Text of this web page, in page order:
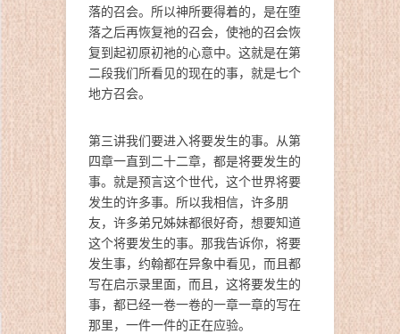
落的召会。所以神所要得着的，是在堕
落之后再恢复祂的召会，使祂的召会恢
复到起初原初祂的心意中。这就是在第
二段我们所看见的现在的事，就是七个
地方召会。
第三讲我们要进入将要发生的事。从第
四章一直到二十二章，都是将要发生的
事。就是预言这个世代，这个世界将要
发生的许多事。所以我相信，许多朋
友，许多弟兄姊妹都很好奇，想要知道
这个将要发生的事。那我告诉你，将要
发生事，约翰都在异象中看见，而且都
写在启示录里面，而且，这将要发生的
事，都已经一卷一卷的一章一章的写在
那里，一件一件的正在应验。